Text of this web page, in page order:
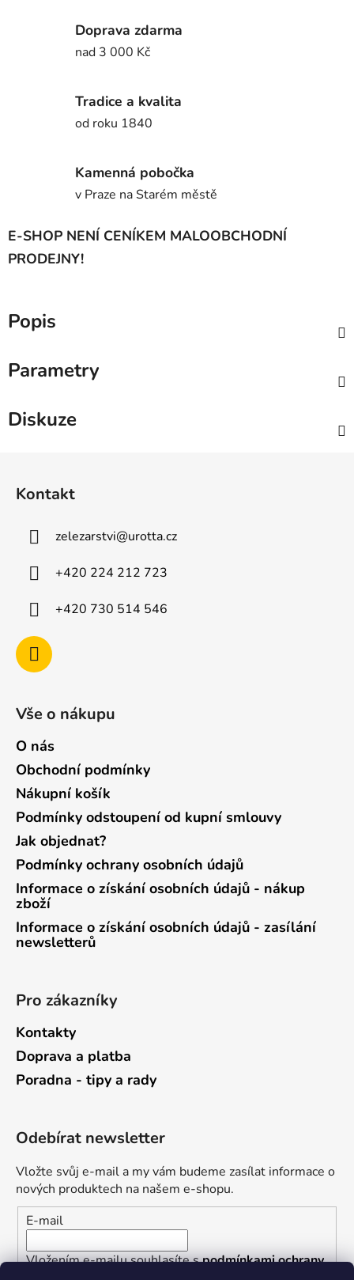
Doprava zdarma
nad 3 000 Kč
Tradice a kvalita
od roku 1840
Kamenná pobočka
v Praze na Starém městě
E-SHOP NENÍ CENÍKEM MALOOBCHODNÍ
PRODEJNY!
Popis
Parametry
Diskuze
Kontakt
zelezarstvi@urotta.cz
+420 224 212 723
+420 730 514 546
Vše o nákupu
O nás
Obchodní podmínky
Nákupní košík
Podmínky odstoupení od kupní smlouvy
Jak objednat?
Podmínky ochrany osobních údajů
Informace o získání osobních údajů - nákup
zboží
Informace o získání osobních údajů - zasílání
newsletterů
Pro zákazníky
Kontakty
Doprava a platba
Poradna - tipy a rady
Odebírat newsletter
Vložte svůj e-mail a my vám budeme zasílat informace o
nových produktech na našem e-shopu.
E-mail
Vložením e-mailu souhlasíte spodmínkami ochrany